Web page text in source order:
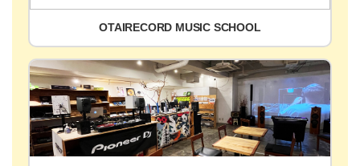
OTAIRECORD MUSIC SCHOOL